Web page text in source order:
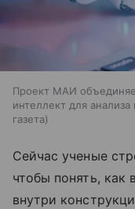
Проект МАИ
интеллект для анализа
газета
Сейчас ученые
чтобы понять, как
внутри